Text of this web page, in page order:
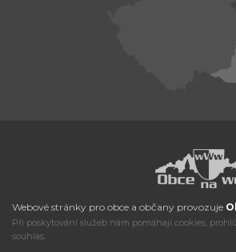
Webové stránky pro obce a občany provozuje
Při poskytování služeb nám pomáhají cookies,
souhlas.